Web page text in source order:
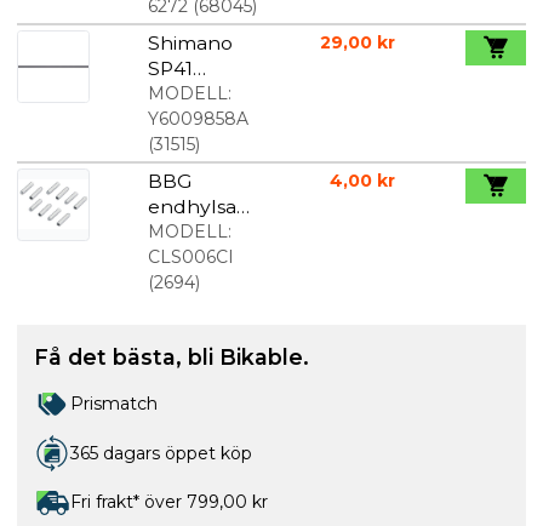
6272 (68045)
Shimano
SP41
ytterkabel
för växel 4
mm svart
MODELL:
Y6009858A
(31515)
29,00 kr
BBG
endhylsa
för
växelvajer
1,2 mm 10 st
MODELL:
CLS006CI
(2694)
4,00 kr
Få det bästa, bli Bikable.
Prismatch
365 dagars öppet köp
Fri frakt* över 799,00 kr